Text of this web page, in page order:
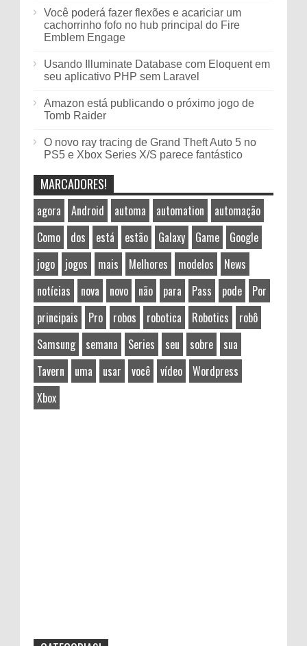
Você poderá fazer flexões e acariciar um
cachorrinho fofo no hub principal do Fire
Emblem Engage
Usando Illuminate Database com Eloquent em
seu aplicativo PHP sem Laravel
Amazon está publicando o próximo jogo de
Tomb Raider
O novo ray tracing de Grand Theft Auto 5 no
PS5 e Xbox Series X/S parece fantástico
MARCADORES!
agora Android automa automation
automação
Como
dos está estão Galaxy Game
Google
jogo
jogos mais Melhores modelos
News
notícias
nova novo não para Pass pode
Por
principais
Pro robos robotica Robotics
robô
Samsung
semana Series seu sobre
sua
Tavern
uma usar você vídeo
Wordpress
Xbox